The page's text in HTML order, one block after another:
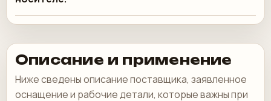
Описание и применение
Ниже сведены описание поставщика, заявленное
оснащение и рабочие детали, которые важны при